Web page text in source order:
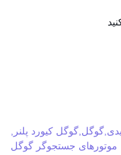
,گوگل, گوگل کیورد پلنر,
موتورهای جستجوگر گوگل